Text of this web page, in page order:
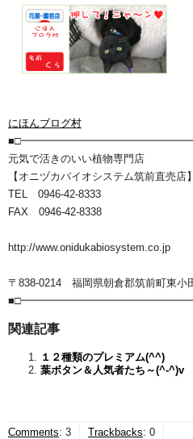
にほんブログ村
元気で活きのいい植物専門店
【オニヅカバイオシステム筑前直売店】
TEL 0946-42-8333
FAX 0946-42-8338
http://www.onidukabiosystem.co.jp
〒838-0214 福岡県朝倉郡筑前町東小
関連記事
１２種類のプレミアム(^^)
葉ボタン＆人気者たち～(^-^)v
Comments: 3 Trackbacks: 0